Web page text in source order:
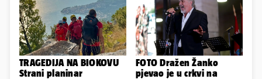
TRAGEDIJA NA BIOKOVU
Strani planinar
FOTO Dražen Žanko
pjevao je u crkvi na